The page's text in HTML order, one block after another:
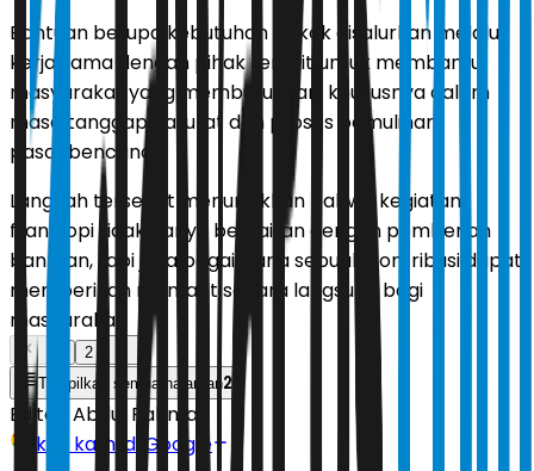
Bantuan berupa kebutuhan pokok disalurkan melalui
kerja sama dengan pihak terkait untuk membantu
masyarakat yang membutuhkan, khususnya dalam
masa tanggap darurat dan proses pemulihan
pascabencana.
Langkah tersebut menunjukkan bahwa kegiatan
filantropi tidak hanya berkaitan dengan pemberian
bantuan, tapi juga bagaimana sebuah kontribusi dapat
memberikan manfaat secara langsung bagi
masyarakat.
2
Tampilkan semua halaman2
Editor: Abdul Rahman
Ikuti kami di Google